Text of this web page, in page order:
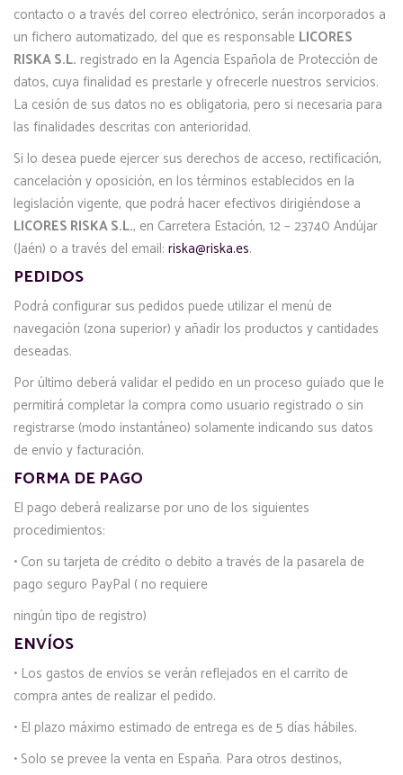
contacto o a través del correo electrónico, serán incorporados a
un fichero automatizado, del que es responsable LICORES
RISKA S.L. registrado en la Agencia Española de Protección de
datos, cuya finalidad es prestarle y ofrecerle nuestros servicios.
La cesión de sus datos no es obligatoria, pero si necesaria para
las finalidades descritas con anterioridad.
Si lo desea puede ejercer sus derechos de acceso, rectificación,
cancelación y oposición, en los términos establecidos en la
legislación vigente, que podrá hacer efectivos dirigiéndose a
LICORES RISKA S.L., en Carretera Estación, 12 – 23740 Andújar
(Jaén) o a través del email: riska@riska.es.
PEDIDOS
Podrá configurar sus pedidos puede utilizar el menú de
navegación (zona superior) y añadir los productos y cantidades
deseadas.
Por último deberá validar el pedido en un proceso guiado que le
permitirá completar la compra como usuario registrado o sin
registrarse (modo instantáneo) solamente indicando sus datos
de envío y facturación.
FORMA DE PAGO
El pago deberá realizarse por uno de los siguientes
procedimientos:
• Con su tarjeta de crédito o debito a través de la pasarela de
pago seguro PayPal ( no requiere
ningún tipo de registro)
ENVÍOS
• Los gastos de envíos se verán reflejados en el carrito de
compra antes de realizar el pedido.
• El plazo máximo estimado de entrega es de 5 días hábiles.
• Solo se prevee la venta en España. Para otros destinos,